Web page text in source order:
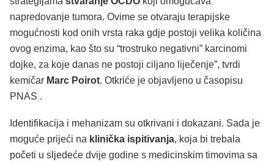
napredovanje tumora. Ovime se otvaraju terapijske
mogućnosti kod onih vrsta raka gdje postoji velika količina
ovog enzima, kao što su “trostruko negativni” karcinomi
dojke, za koje danas ne postoji ciljano liječenje”, tvrdi
kemičar Marc Poirot. Otkriće je objavljeno u časopisu
PNAS .
Identifikacija i mehanizam su otkrivani i dokazani. Sada je
moguće prijeći na klinička ispitivanja, koja bi trebala
početi u sljedeće dvije godine s medicinskim timovima sa